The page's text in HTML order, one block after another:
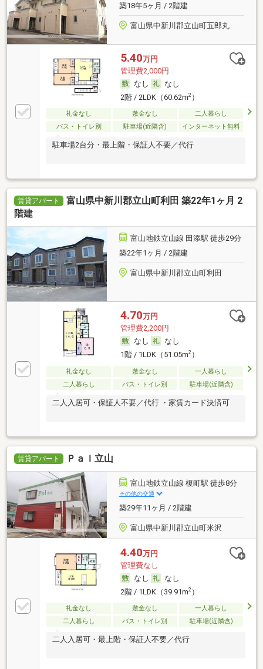
築18年5ヶ月 / 2階建
富山県中新川郡立山町五郎丸
5.40万円
管理費2,000円
なし
なし
2階 / 2LDK（60.62m2）
礼金なし 敷金なし
二人暮らし
バス・トイレ別
駐車場(近隣含) インターネット無料
駐車場2台分・最上階・保証人不要／代行
賃貸アパート
富山県中新川郡立山町利田 築22年1ヶ月 2
階建
富山地鉄立山線 田添駅 徒歩29分
築22年1ヶ月 / 2階建
富山県中新川郡立山町利田
4.70万円
管理費2,200円
なし
なし
1階 / 1LDK（51.05m2）
礼金なし 敷金なし
一人暮らし
二人暮らし
バス・トイレ別 駐車場(近隣含)
二人入居可・保証人不要／代行 ・家賃カード決済可
賃貸アパート Ｐａｌ立山
富山地鉄立山線 榎町駅 徒歩8分
その他の交通
築29年11ヶ月 / 2階建
富山県中新川郡立山町米沢
4.40万円
管理費なし
なし
なし
2階 / 1LDK（39.91m2）
礼金なし 敷金なし
一人暮らし
二人暮らし
バス・トイレ別 駐車場(近隣含)
二人入居可・最上階・保証人不要／代行